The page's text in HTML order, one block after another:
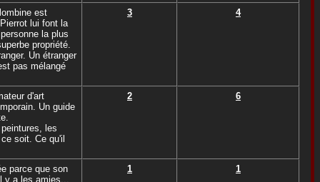
est
lui font la
la plus
propriété.
Un étranger
pas mélangé
3 4
d'art
Un guide
les
soit. Ce qu'il
2 6
parce que son
y a les amies...
1 1